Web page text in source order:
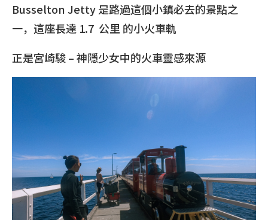
Busselton Jetty 是路過這個小鎮必去的景點之
一，這座長達 1.7 公里 的小火車軌
正是宮崎駿 – 神隱少女中的火車靈感來源